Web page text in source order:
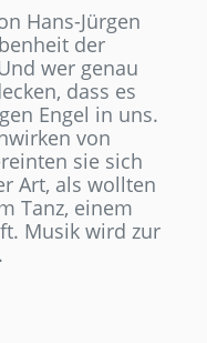
Hans-Jürgen
der
wer genau
dass es
Engel in uns.
von
sie sich
Art, als wollten
Tanz, einem
Musik wird zur